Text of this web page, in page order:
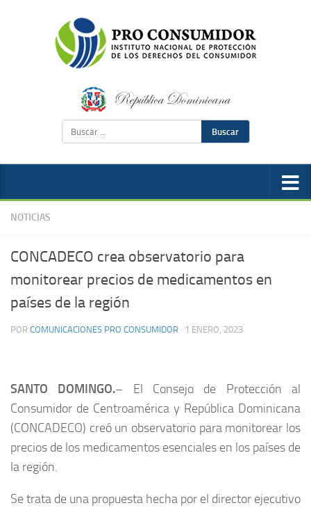
Buscar
NOTICIAS
CONCADECO crea observatorio para
monitorear precios de medicamentos en
países de la región
POR COMUNICACIONES PRO CONSUMIDOR · 1 ENERO, 2023
SANTO DOMINGO.– El Consejo de Protección al
Consumidor de Centroamérica y República Dominicana
(CONCADECO) creó un observatorio para monitorear los
precios de los medicamentos esenciales en los países de
la región.
Se trata de una propuesta hecha por el director ejecutivo